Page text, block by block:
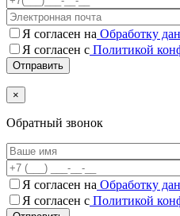
Я согласен на Обработку
Я согласен с Политикой
×
Обратный звонок
Я согласен на Обработку
Я согласен c Политикой